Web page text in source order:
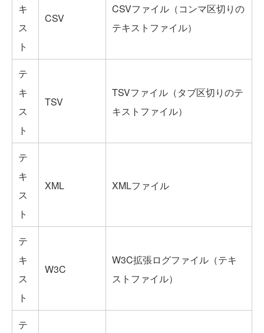
キ
ス
ト
CSV
CSVファイル（コンマ区切りの
テキストファイル）
テ
キ
ス
ト
TSV
TSVファイル（タブ区切りのテ
キストファイル）
テ
キ
ス
ト
XML XMLファイル
テ
キ
ス
ト
W3C
W3C拡張ログファイル（テキ
ストファイル）
テ